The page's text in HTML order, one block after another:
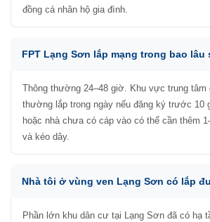
đồng cá nhân hộ gia đình.
FPT Lạng Sơn lắp mạng trong bao lâu
Thông thường 24–48 giờ. Khu vực trung tâm
thường lắp trong ngày nếu đăng ký trước 10
hoặc nhà chưa có cáp vào có thể cần thêm
và kéo dây.
Nhà tôi ở vùng ven Lạng Sơn có lắp
Phần lớn khu dân cư tại Lạng Sơn đã có hạ